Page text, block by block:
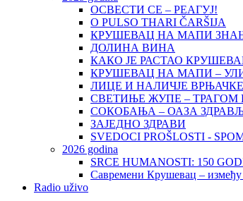
ОСВЕСТИ СЕ – РЕАГУЈ!
O PULSO THARI ČARŠIJA
КРУШЕВАЦ НА МАПИ
ДОЛИНА ВИНА
КАКО ЈЕ РАСТАО
КРУШЕВАЦ НА МАПИ –
ЛИЦЕ И НАЛИЧЈЕ
СВЕТИЊЕ ЖУПЕ – ТРАГОМ
СОКОБАЊА – ОАЗА
ЗАЈЕДНО ЗДРАВИ
SVEDOCI PROŠLOSTI -
2026 godina
SRCE HUMANOSTI: 150
Савремени Крушевац – између
Radio uživo